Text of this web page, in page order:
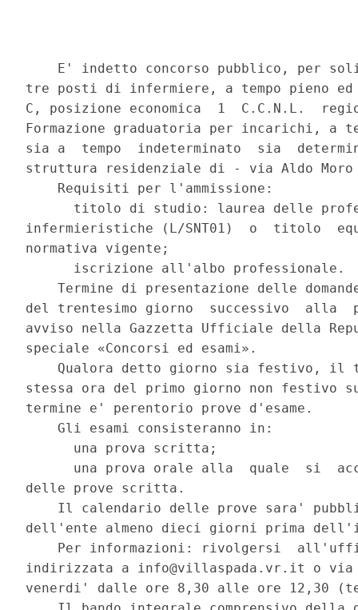
E' indetto concorso pubblico, per
tre posti di infermiere, a tempo pieno
C, posizione economica  1  C.C.N.L.
Formazione graduatoria per incarichi, a
sia a  tempo  indeterminato  sia
struttura residenziale di - via Aldo Moro
    Requisiti per l'ammissione:
titolo di studio: laurea delle
infermieristiche (L/SNT01)  o  titolo
normativa vigente;
      iscrizione all'albo professionale.
Termine di presentazione delle
del trentesimo giorno  successivo  alla
avviso nella Gazzetta Ufficiale della
speciale «Concorsi ed esami».
Qualora detto giorno sia festivo, il
stessa ora del primo giorno non festivo
termine e' perentorio prove d'esame.
    Gli esami consisteranno in:
      una prova scritta;
una prova orale alla  quale  si
delle prove scritta.
Il calendario delle prove sara'
dell'ente almeno dieci giorni prima
Per informazioni: rivolgersi
indirizzata a info@villaspada.vr.it o
venerdi' dalle ore 8,30 alle ore 12,30